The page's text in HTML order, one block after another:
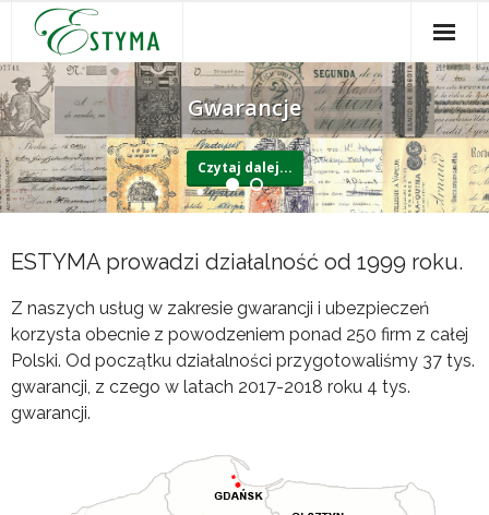
O Firmie
Gwarancje
Ubezpieczenia
RODO
Dystrybucja
Galeria
Gwarancje
Czytaj dalej...
ESTYMA prowadzi działalność od 1999 roku.
Z naszych usług w zakresie gwarancji i ubezpieczeń
korzysta obecnie z powodzeniem ponad 250 firm z całej
Polski. Od początku działalności przygotowaliśmy 37 tys.
gwarancji, z czego w latach 2017-2018 roku 4 tys.
gwarancji.